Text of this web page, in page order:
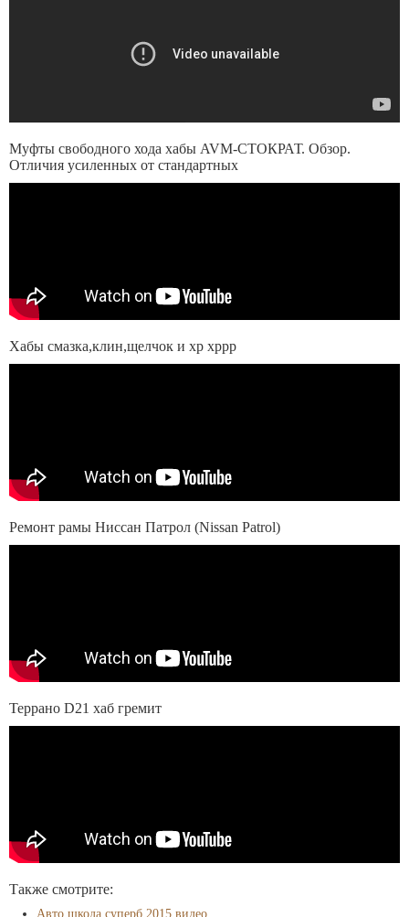
Муфты свободного хода хабы AVM-СТОКРАТ. Обзор.
Отличия усиленных от стандартных
Хабы смазка,клин,щелчок и хр хррр
Ремонт рамы Ниссан Патрол (Nissan Patrol)
Террано D21 хаб гремит
Также смотрите:
Авто шкода суперб 2015 видео